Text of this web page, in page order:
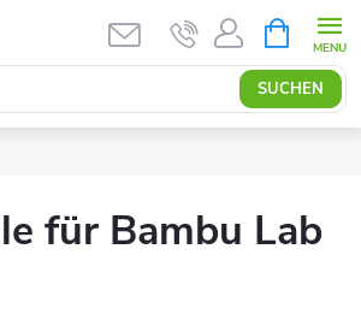
SUCHEN
für Bambu Lab